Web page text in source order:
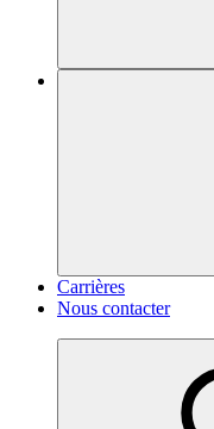
Carrières
Nous contacter